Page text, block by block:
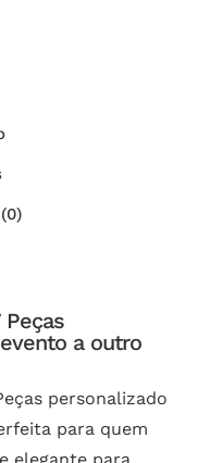
Peças
a outro
personalizado
para quem